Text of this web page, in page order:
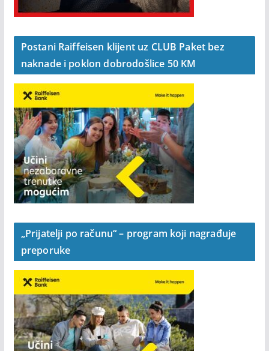
Postani Raiffeisen klijent uz CLUB Paket bez
naknade i poklon dobrodošlice 50 KM
„Prijatelji po računu“ – program koji nagrađuje
preporuke